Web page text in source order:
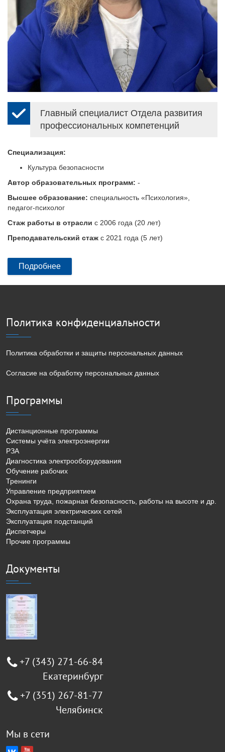
Главный специалист Отдела развития
профессиональных компетенций
Специализация:
Культура безопасности
Автор образовательных программ: -
Высшее образование: специальность «Психология»,
педагог-психолог
Стаж работы в отрасли с 2006 года (20 лет)
Преподавательский стаж с 2021 года (5 лет)
Подробнее
Политика конфиденциальности
Политика обработки и защиты персональных данных
Согласие на обработку персональных данных
Программы
Дистанционные программы
Системы учёта электроэнергии
РЗА
Диагностика электрооборудования
Обучение рабочих
Тренинги
Управление предприятием
Охрана труда, пожарная безопасность, работы на высоте и др.
Эксплуатация электрических сетей
Эксплуатация подстанций
Диспетчеры
Прочие программы
Документы
+7 (343) 271-66-84
Екатеринбург
+7 (351) 267-81-77
Челябинск
Мы в сети